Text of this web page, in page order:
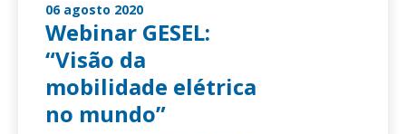
06 agosto 2020
Webinar GESEL:
“Visão da
mobilidade elétrica
no mundo”